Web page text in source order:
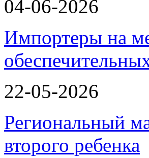
04-06-2026
Импортеры на
22-05-2026
Региональный
второго ребенка